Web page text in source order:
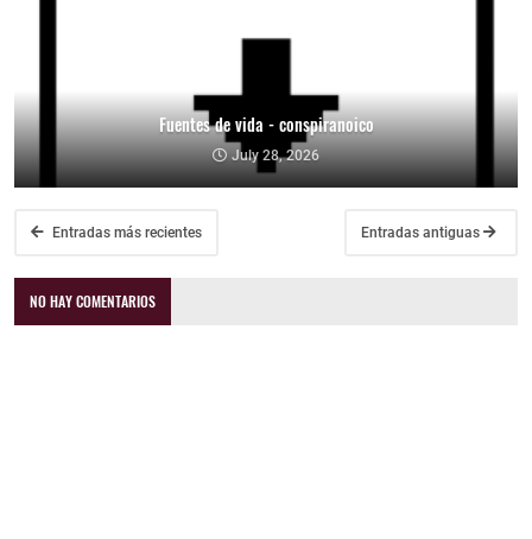
Fuentes de vida - conspiranoico
July 28, 2026
Entradas más recientes Entradas antiguas
NO HAY COMENTARIOS